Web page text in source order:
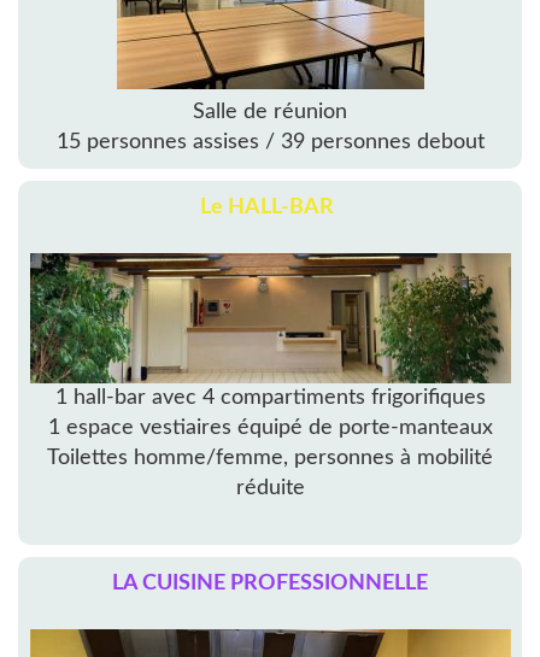
Salle de réunion
15 personnes assises / 39 personnes debout
Le HALL-BAR
1 hall-bar avec 4 compartiments frigorifiques
1 espace vestiaires équipé de porte-manteaux
Toilettes homme/femme, personnes à mobilité
réduite
LA CUISINE PROFESSIONNELLE